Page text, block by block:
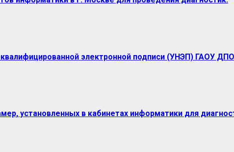
электронной подписи (УНЭП) ГАОУ
установленных в кабинетах информатики для